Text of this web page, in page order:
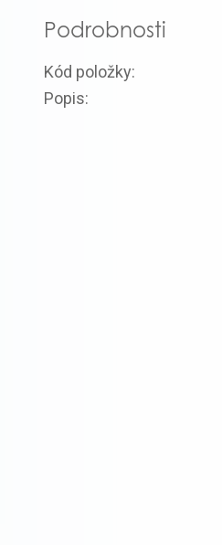
Podrobnosti
Kód položky:
Popis: